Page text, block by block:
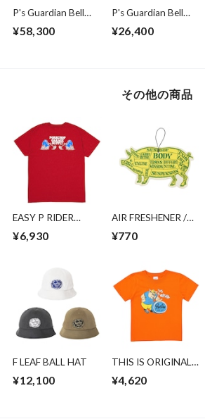
P's Guardian Bell
¥58,300
P's Guardian Bell
¥26,400
その他の商品
EASY P RIDER
TEE/CARDINAL RED
¥6,930
AIR FRESHENER /
LEMON LIME
¥770
F LEAF BALL HAT
¥12,100
THIS IS ORIGINAL
kids/ORANGE
¥4,620